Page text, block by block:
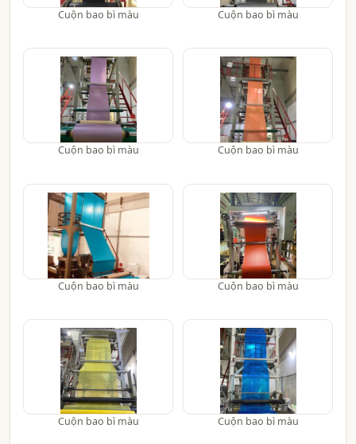
Cuộn bao bì màu Cuộn bao bì màu
Cuộn bao bì màu Cuộn bao bì màu
Cuộn bao bì màu Cuộn bao bì màu
Cuộn bao bì màu Cuộn bao bì màu